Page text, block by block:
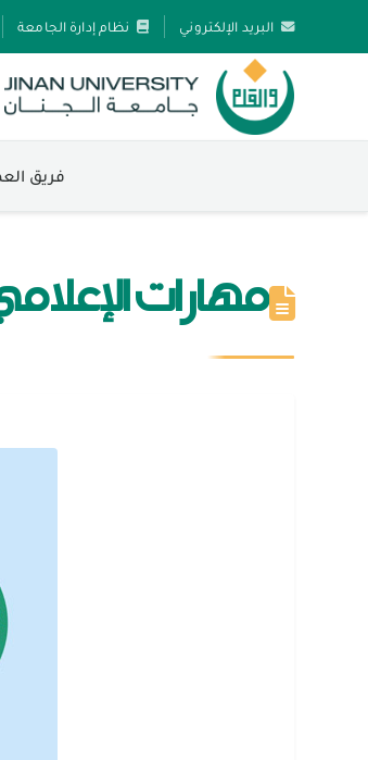
البريد الإلكتروني نظام إدارة الجامعة
فريق
مهارات